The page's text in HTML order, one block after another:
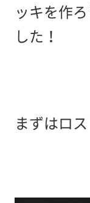
ッキを作
した！
まずはロ